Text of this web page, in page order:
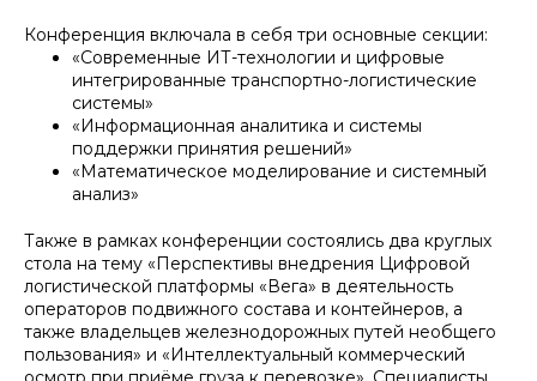
Конференция включала в себя три основные секции:
«Современные ИТ-технологии и цифровые
интегрированные транспортно-логистические
системы»
«Информационная аналитика и системы
поддержки принятия решений»
«Математическое моделирование и системный
анализ»
Также в рамках конференции состоялись два круглых
стола на тему «Перспективы внедрения Цифровой
логистической платформы «Вега» в деятельность
операторов подвижного состава и контейнеров, а
также владельцев железнодорожных путей необщего
пользования» и «Интеллектуальный коммерческий